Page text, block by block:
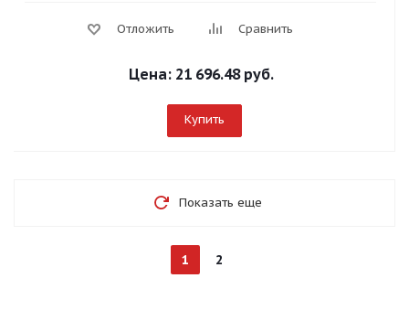
Отложить Сравнить
Цена: 21 696.48 руб.
Купить
Показать еще
1 2